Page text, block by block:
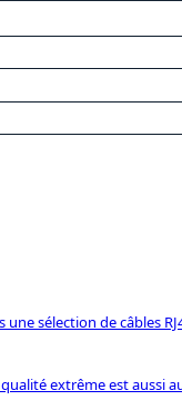
sélection de câbles
extrême est aussi